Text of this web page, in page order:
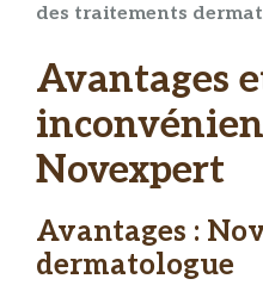
des traitements
Avantages
Novexpert
Avantages :
dermatologue